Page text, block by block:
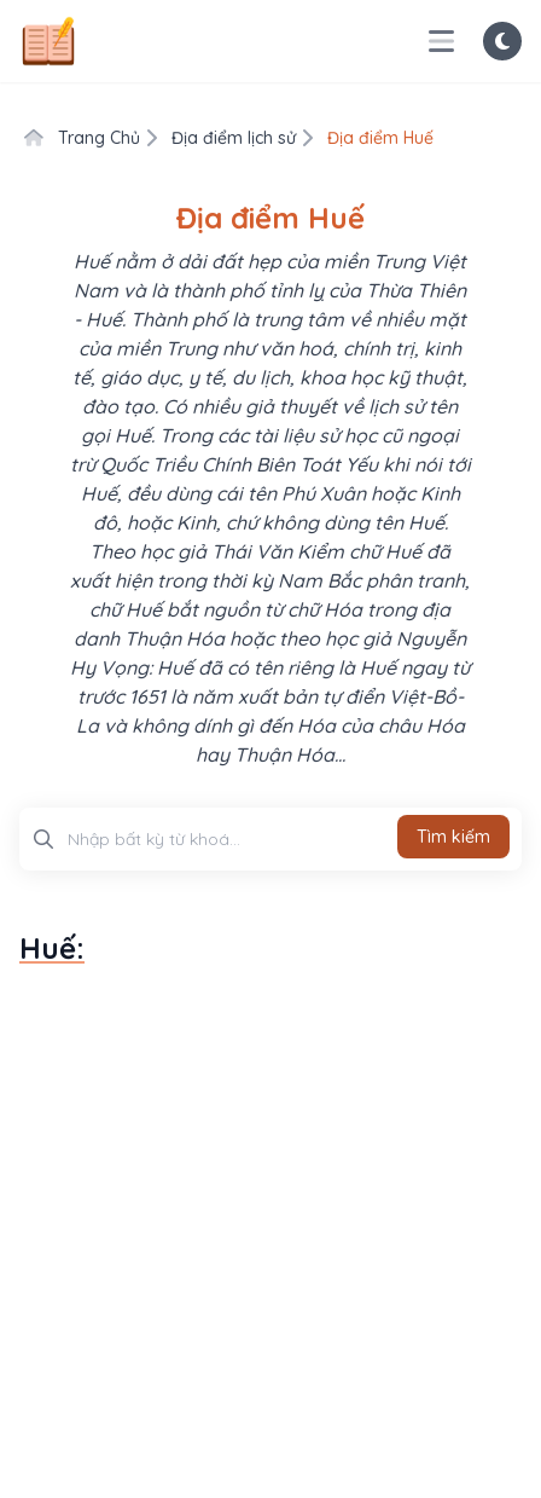
Trang Chủ Địa điểm lịch sử Địa điểm Huế
Địa điểm Huế
Huế nằm ở dải đất hẹp của miền Trung Việt
Nam và là thành phố tỉnh lỵ của Thừa Thiên
- Huế. Thành phố là trung tâm về nhiều mặt
của miền Trung như văn hoá, chính trị, kinh
tế, giáo dục, y tế, du lịch, khoa học kỹ thuật,
đào tạo. Có nhiều giả thuyết về lịch sử tên
gọi Huế. Trong các tài liệu sử học cũ ngoại
trừ Quốc Triều Chính Biên Toát Yếu khi nói tới
Huế, đều dùng cái tên Phú Xuân hoặc Kinh
đô, hoặc Kinh, chứ không dùng tên Huế.
Theo học giả Thái Văn Kiểm chữ Huế đã
xuất hiện trong thời kỳ Nam Bắc phân tranh,
chữ Huế bắt nguồn từ chữ Hóa trong địa
danh Thuận Hóa hoặc theo học giả Nguyễn
Hy Vọng: Huế đã có tên riêng là Huế ngay từ
trước 1651 là năm xuất bản tự điển Việt-Bồ-
La và không dính gì đến Hóa của châu Hóa
hay Thuận Hóa...
Tìm kiếm
Huế: